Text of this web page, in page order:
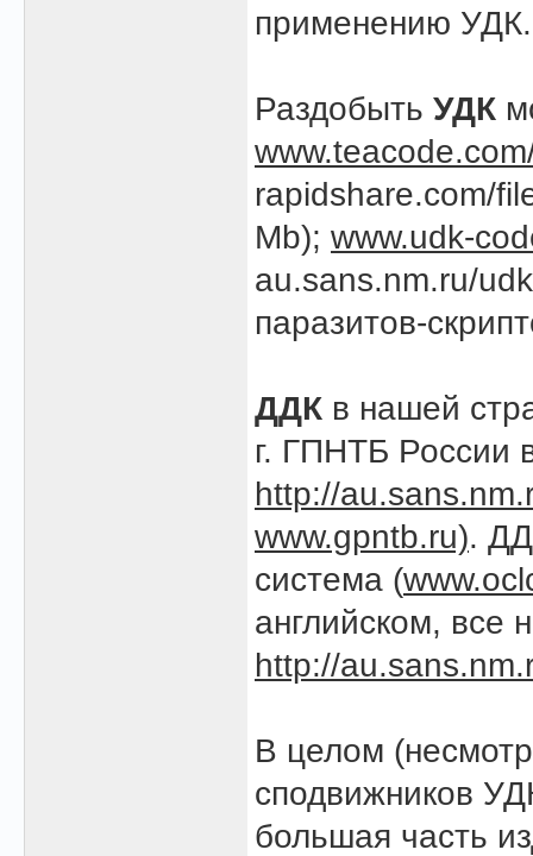
применению УДК.
Раздобыть УДК
rapidshare.com/
Mb); www.udk-
au.sans.nm.ru/
паразитов-
ДДК в нашей
г. ГПНТБ России
http://
www.gpntb.ru).
система (
английском, все
http://
В целом
сподвижников
большая часть